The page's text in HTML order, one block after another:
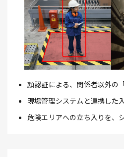
顔認証による、関係者以外の
現場管理システムと連携した
危険エリアへの立ち入りを、